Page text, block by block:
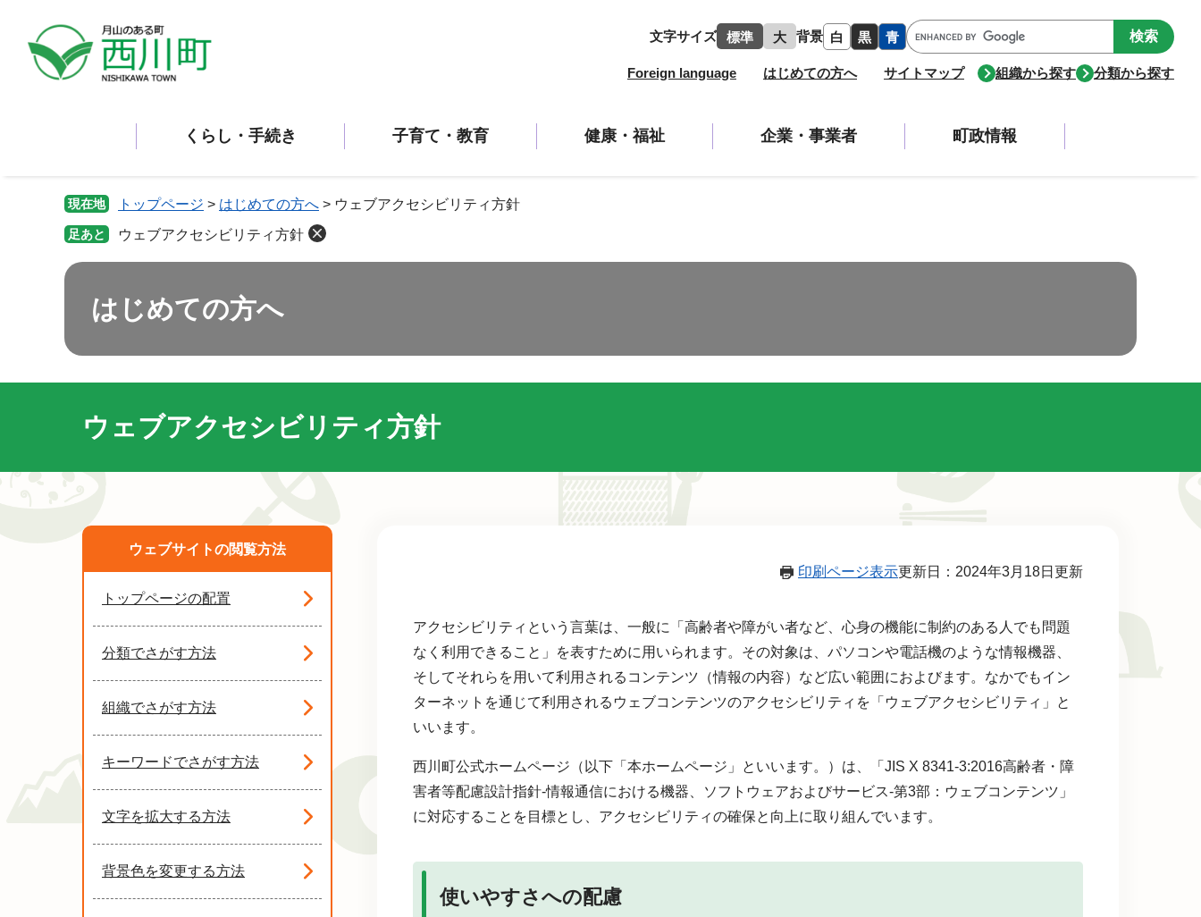
文字サイズ 標準 大 背景 白 黒 青
Google
カ
ス
Foreign language はじめての方へ サイトマップ 組織から探す 分類から探す
くらし・手続き 子育て・教育 健康・福祉 企業・事業者 町政情報
現在地 トップページ > はじめての方へ > ウェブアクセシビリティ方針
足あと ウェブアクセシビリティ方針
はじめての方へ
ウェブアクセシビリティ方針
印刷ページ表示更新日：2024年3月18日更新
​アクセシビリティという言葉は、一般に「高齢者や障がい者など、心身の機能に制約のある人でも問題
なく利用できること」を表すために用いられます。その対象は、パソコンや電話機のような情報機器、
そしてそれらを用いて利用されるコンテンツ（情報の内容）など広い範囲におよびます。なかでもイン
ターネットを通じて利用されるウェブコンテンツのアクセシビリティを「ウェブアクセシビリティ」と
いいます。
西川町公式ホームページ（以下「本ホームページ」といいます。）は、「JIS X 8341-3:2016高齢者・障
害者等配慮設計指針-情報通信における機器、ソフトウェアおよびサービス-第3部：ウェブコンテンツ」
に対応することを目標とし、アクセシビリティの確保と向上に取り組んでいます。
使いやすさへの配慮
ウェブサイトの閲覧方法
トップページの配置
分類でさがす方法
組織でさがす方法
キーワードでさがす方法
文字を拡大する方法
背景色を変更する方法